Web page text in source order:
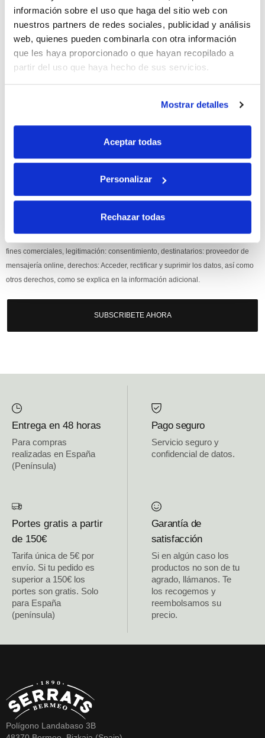
información sobre el uso que haga del sitio web con
nuestros partners de redes sociales, publicidad y análisis
web, quienes pueden combinarla con otra información
que les haya proporcionado o que hayan recopilado a
partir del uso que haya hecho de sus servicios.
Mostrar detalles
Aceptar todas
Personalizar
Rechazar todas
10% de descuento
con tu primera compra.
disfruta deun 10% de descuentoen tu primera compra.
Responsable: HIJOS DE JOSÉ SERRATS S.A. Finalidad: tratamientos con
fines comerciales, legitimación: consentimiento, destinatarios: proveedor de
mensajería online, derechos: Acceder, rectificar y suprimir los datos, así como
otros derechos, como se explica en la información adicional.
SUBSCRIBETE AHORA
Entrega en 48 horas
Para compras
realizadas en España
(Península)
Pago seguro
Servicio seguro y
confidencial de datos.
Portes gratis a partir
de 150€
Tarifa única de 5€ por
envío. Si tu pedido es
superior a 150€ los
portes son gratis. Solo
para España
(península)
Garantía de
satisfacción
Si en algún caso los
productos no son de tu
agrado, llámanos. Te
los recogemos y
reembolsamos su
precio.
Polígono Landabaso 3B